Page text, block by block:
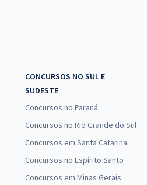
CONCURSOS NO SUL E
SUDESTE
Concursos no Paraná
Concursos no Rio Grande do Sul
Concursos em Santa Catarina
Concursos no Espírito Santo
Concursos em Minas Gerais